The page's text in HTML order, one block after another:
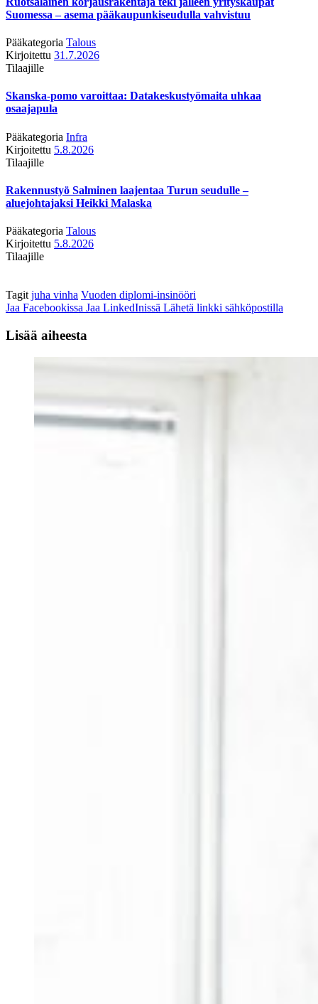
Suomessa – asema pääkaupunkiseudulla vahvistuu
Pääkategoria Talous
Kirjoitettu 31.7.2026
Tilaajille
Skanska-pomo varoittaa: Datakeskustyömaita uhkaa
osaajapula
Pääkategoria Infra
Kirjoitettu 5.8.2026
Tilaajille
Rakennustyö Salminen laajentaa Turun seudulle –
aluejohtajaksi Heikki Malaska
Pääkategoria Talous
Kirjoitettu 5.8.2026
Tilaajille
Tagit juha vinha Vuoden diplomi-insinööri
Jaa Facebookissa Jaa LinkedInissä Lähetä linkki sähköpostilla
Lisää aiheesta